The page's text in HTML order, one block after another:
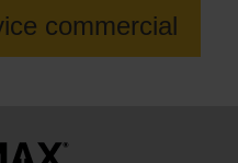
commercial